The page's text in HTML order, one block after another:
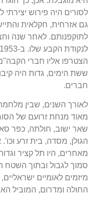
לסורים היה פירוש יצירתי
גם אזרחית, חקלאית
לתוקפנותם. לאחר שנה
לנקודת הקבע שלו. ב-1953,
הצטרפו אליו חברי הקבה"
ששת הימים, גדות היה
חברים.
לאורך השנים, שבין
מאוד מנחת זרועם של
שאר ישוב, חולתה, כפר
הגולן, מסדה, בית זרע וכו'.
מאחרים, היו תל קציר
סמוך לגבול ובתוך השטח
מיזמים לאומיים ישראליים,
החולה ומדרום, המוביל